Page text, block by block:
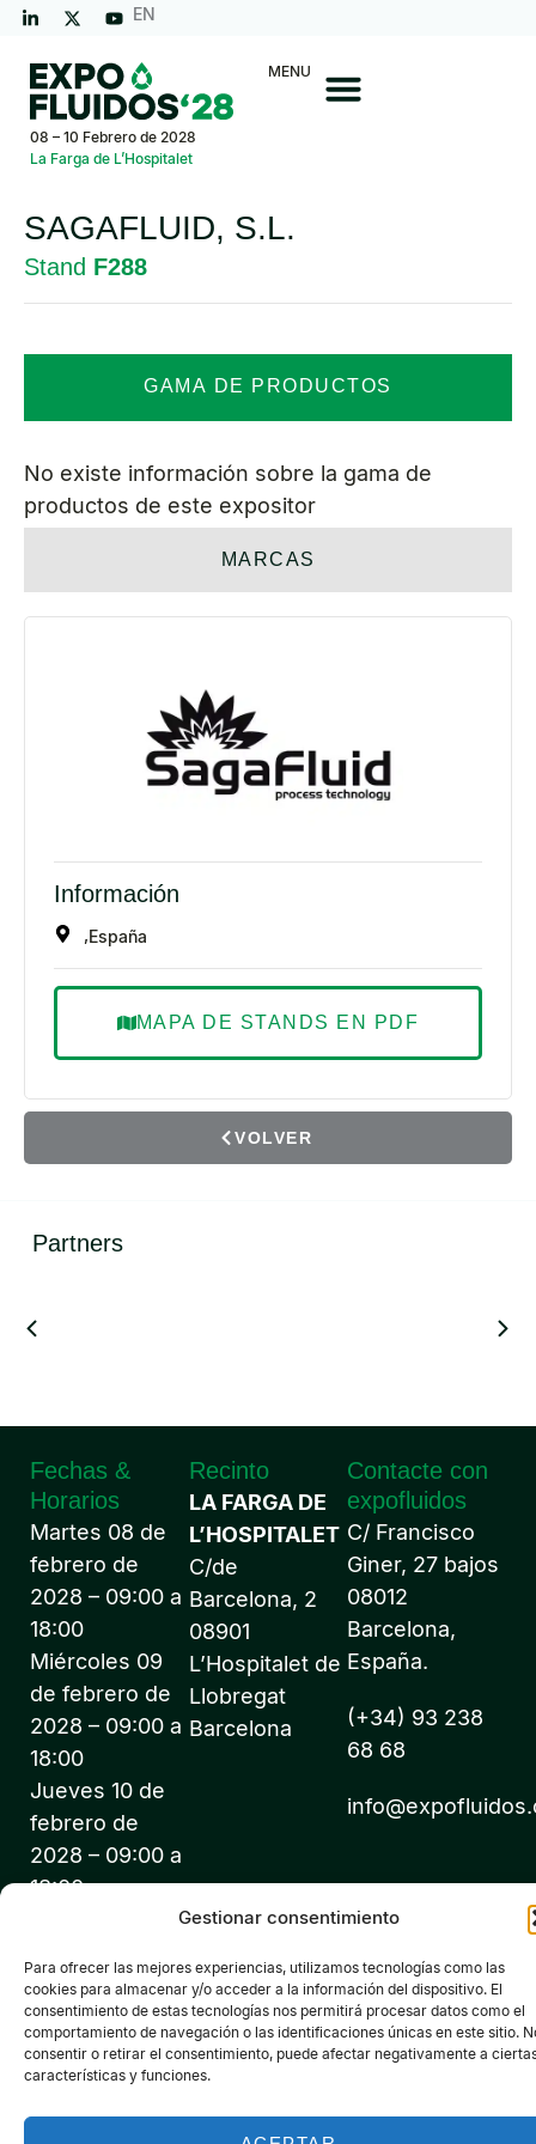
Gestionar consentimiento
Para ofrecer las mejores experiencias, utilizamos tecnologías como las
cookies para almacenar y/o acceder a la información del dispositivo. El
consentimiento de estas tecnologías nos permitirá procesar datos como el
comportamiento de navegación o las identificaciones únicas en este sitio.
consentir o retirar el consentimiento, puede afectar negativamente a
características y funciones.
EN
08 – 10 Febrero de 2028
La Farga de L’Hospitalet
MENU
SAGAFLUID, S.L.
Stand F288
GAMA DE PRODUCTOS
MARCAS
No existe información sobre la gama de
productos de este expositor
Información
España
MAPA DE STANDS EN PDF
VOLVER
Partners
Fechas &
Horarios
Martes 08 de
febrero de
2028 – 09:00 a
18:00
Miércoles 09
de febrero de
2028 – 09:00 a
18:00
Jueves 10 de
febrero de
2028 – 09:00 a
18:00
Recinto
LA FARGA DE
L’HOSPITALET
C/de
Barcelona, 2
08901
L’Hospitalet de
Llobregat
Barcelona
Contacte con
expofluidos
C/ Francisco
Giner, 27 bajos
08012
Barcelona,
España.
(+34) 93 238
68 68
©2026 Expofluidos® - Todos los derechos reservados -
Organiza: PROFEI SL – NIF: B60035490 – Registro Mercantil: